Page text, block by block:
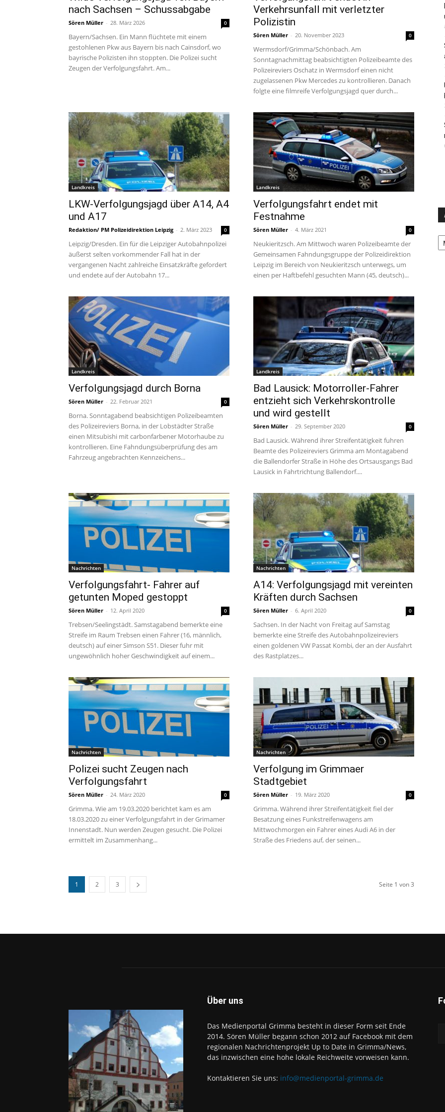
nach Sachsen – Schussabgabe
Sören Müller - 28. März 2026 0
Bayern/Sachsen. Ein Mann flüchtete mit einem
gestohlenen Pkw aus Bayern bis nach Cainsdorf, wo
bayrische Polizisten ihn stoppten. Die Polizei sucht
Zeugen der Verfolgungsfahrt. Am...
Verkehrsunfall mit verletzter
Polizistin
Sören Müller - 20. November 2023 0
Wermsdorf/Grimma/Schönbach. Am
Sonntagnachmittag beabsichtigten Polizeibeamte des
Polizeireviers Oschatz in Wermsdorf einen nicht
zugelassenen Pkw Mercedes zu kontrollieren. Danach
folgte eine filmreife Verfolgungsjagd quer durch...
Landkreis
LKW-Verfolgungsjagd über A14, A4
und A17
Redaktion/ PM Polizeidirektion Leipzig - 2. März 2023 0
Leipzig/Dresden. Ein für die Leipziger Autobahnpolizei
äußerst selten vorkommender Fall hat in der
vergangenen Nacht zahlreiche Einsatzkräfte gefordert
und endete auf der Autobahn 17...
Landkreis
Verfolgungsfahrt endet mit
Festnahme
Sören Müller - 4. März 2021 0
Neukieritzsch. Am Mittwoch waren Polizeibeamte der
Gemeinsamen Fahndungsgruppe der Polizeidirektion
Leipzig im Bereich von Neukieritzsch unterwegs, um
einen per Haftbefehl gesuchten Mann (45, deutsch)...
Landkreis
Verfolgungsjagd durch Borna
Sören Müller - 22. Februar 2021 0
Borna. Sonntagabend beabsichtigen Polizeibeamten
des Polizeireviers Borna, in der Lobstädter Straße
einen Mitsubishi mit carbonfarbener Motorhaube zu
kontrollieren. Eine Fahndungsüberprüfung des am
Fahrzeug angebrachten Kennzeichens...
Landkreis
Bad Lausick: Motorroller-Fahrer
entzieht sich Verkehrskontrolle
und wird gestellt
Sören Müller - 29. September 2020 0
Bad Lausick. Während ihrer Streifentätigkeit fuhren
Beamte des Polizeireviers Grimma am Montagabend
die Ballendorfer Straße in Höhe des Ortsausgangs Bad
Lausick in Fahrtrichtung Ballendorf....
Nachrichten
Verfolgungsfahrt- Fahrer auf
getunten Moped gestoppt
Sören Müller - 12. April 2020 0
Trebsen/Seelingstädt. Samstagabend bemerkte eine
Streife im Raum Trebsen einen Fahrer (16, männlich,
deutsch) auf einer Simson S51. Dieser fuhr mit
ungewöhnlich hoher Geschwindigkeit auf einem...
Nachrichten
A14: Verfolgungsjagd mit vereinten
Kräften durch Sachsen
Sören Müller - 6. April 2020 0
Sachsen. In der Nacht von Freitag auf Samstag
bemerkte eine Streife des Autobahnpolizeireviers
einen goldenen VW Passat Kombi, der an der Ausfahrt
des Rastplatzes...
Nachrichten
Polizei sucht Zeugen nach
Verfolgungsfahrt
Sören Müller - 24. März 2020 0
Grimma. Wie am 19.03.2020 berichtet kam es am
18.03.2020 zu einer Verfolgungsfahrt in der Grimamer
Innenstadt. Nun werden Zeugen gesucht. Die Polizei
ermittelt im Zusammenhang...
Nachrichten
Verfolgung im Grimmaer
Stadtgebiet
Sören Müller - 19. März 2020 0
Grimma. Während ihrer Streifentätigkeit fiel der
Besatzung eines Funkstreifenwagens am
Mittwochmorgen ein Fahrer eines Audi A6 in der
Straße des Friedens auf, der seinen...
1 2 3 Seite 1 von 3
Über uns
Das Medienportal Grimma besteht in dieser Form seit Ende
2014. Sören Müller begann schon 2012 auf Facebook mit dem
regionalen Nachrichtenprojekt Up to Date in Grimma/News,
das inzwischen eine hohe lokale Reichweite vorweisen kann.
Kontaktieren Sie uns: info@medienportal-grimma.de